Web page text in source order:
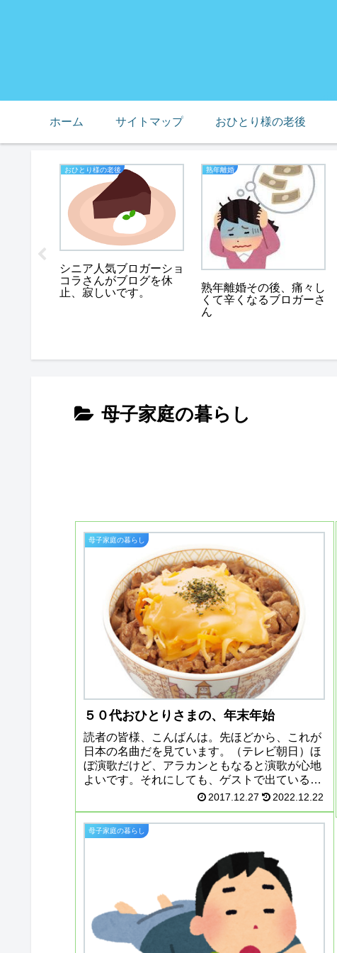
ホーム サイトマップ おひとり様の老後
母の預
おひとり様の老後
シニア人気ブロガーショ
コラさんがブログを休
止、寂しいです。
熟年離婚
熟年離婚その後、痛々し
くて辛くなるブロガーさ
ん
母子家庭の暮らし
母子家庭の暮らし
５０代おひとりさまの、年末年始
読者の皆様、こんばんは。先ほどから、これが
日本の名曲だを見ています。（テレビ朝日）ほ
ぼ演歌だけど、アラカンともなると演歌が心地
よいです。それにしても、ゲストで出ている星
由里子さんと浅丘ルリ子さん、老けた～。お化
2017.12.27 2022.12.22
母子家庭の暮らし